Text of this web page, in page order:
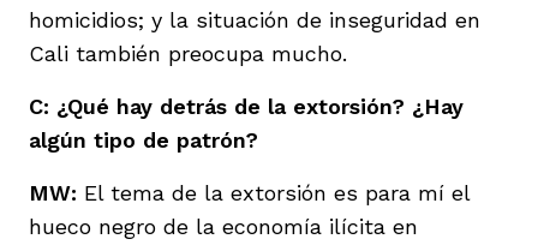
homicidios; y la situación de inseguridad en
Cali también preocupa mucho.
C: ¿Qué hay detrás de la extorsión? ¿Hay
algún tipo de patrón?
MW: El tema de la extorsión es para mí el
hueco negro de la economía ilícita en